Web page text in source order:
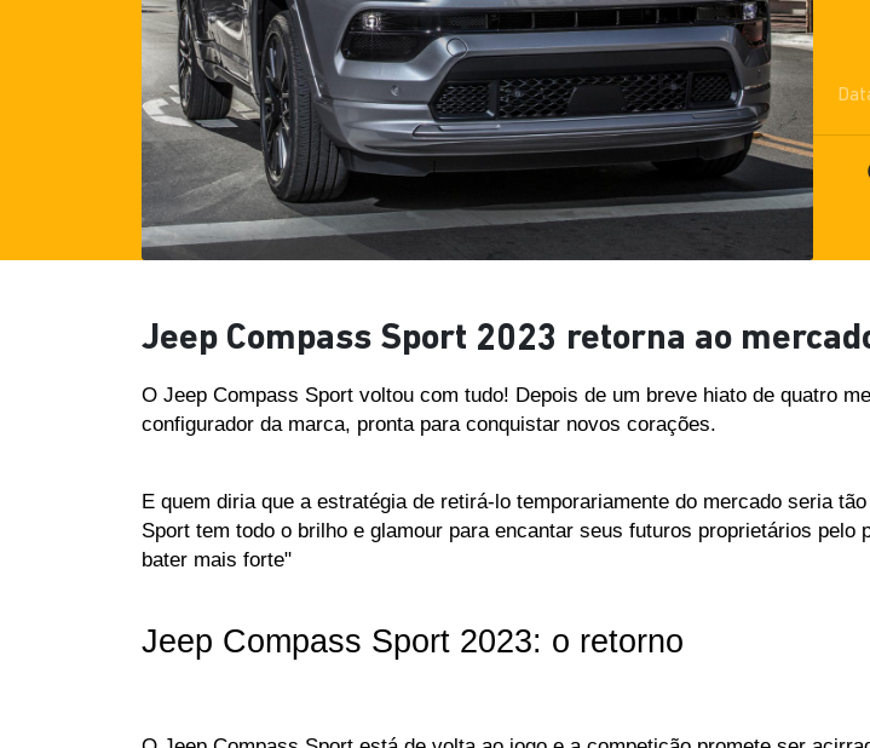
Jeep Compass Sport 2023 retorna ao
O Jeep Compass Sport voltou com tudo! Depois de um breve hiato de quatro
configurador da marca, pronta para conquistar novos corações.
E quem diria que a estratégia de retirá-lo temporariamente do mercado seria
Sport tem todo o brilho e glamour para encantar seus futuros proprietários
bater mais forte"
Jeep Compass Sport 2023: o retorno